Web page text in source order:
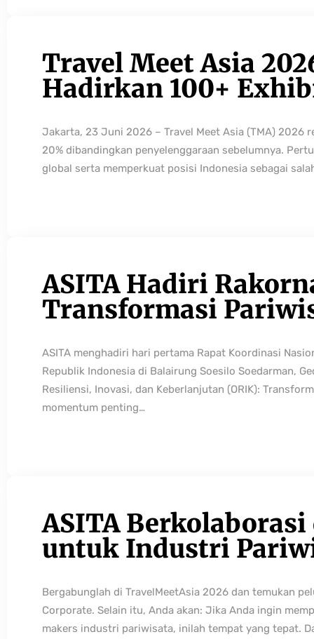
Travel Meet Asia
Hadirkan 100+
Jakarta, 23 Juni 2026 – Travel Meet Asia (TMA) 2026
20% dibandingkan penyelenggaraan sebelumnya.
global serta memperkuat posisi Indonesia sebagai
ASITA Hadiri
Transformasi
ASITA menghadiri hari pertama Rapat Koordinasi
Republik Indonesia di Balairung Soesilo Soedarman,
Resiliensi, Inovasi, dan Keberlanjutan (ORIK):
momentum penting…
ASITA
untuk Industri
Bergabunglah di TravelMeetAsia 2026 dan temukan
Corporate. Selain itu, Anda akan: Jika Anda ingin
makers industri pariwisata, inilah tempat yang tepat.